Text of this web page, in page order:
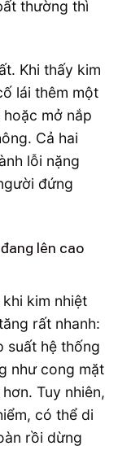
Khi thấy kim
lái thêm một
hoặc mở nắp
Cả hai
lỗi nặng
đứng
lên cao
kim nhiệt
rất nhanh:
suất hệ thống
như cong mặt
Tuy nhiên,
có thể di
rồi dừng